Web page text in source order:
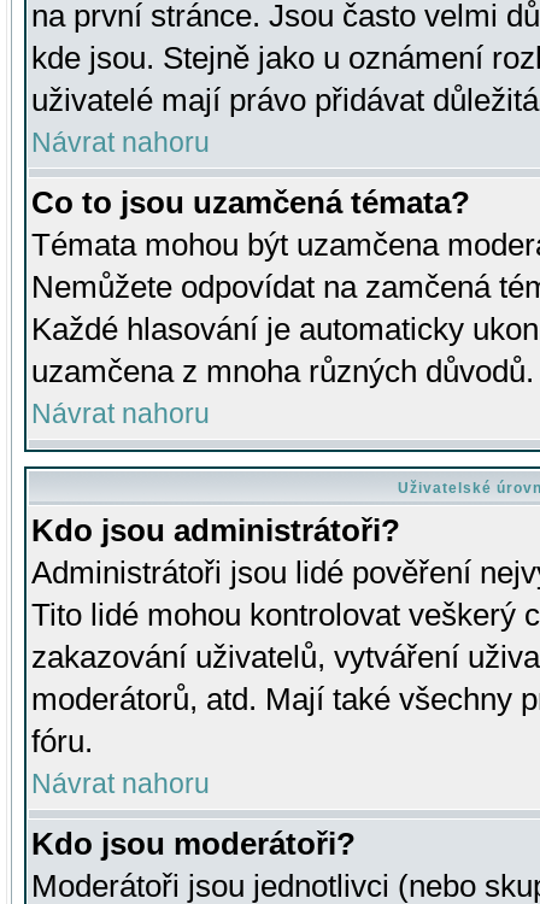
na první stránce. Jsou často velmi
kde jsou. Stejně jako u oznámení
uživatelé mají právo přidávat
Návrat nahoru
Co to jsou uzamčená témata?
Témata mohou být uzamčena
Nemůžete odpovídat na zamčená
Každé hlasování je automaticky
uzamčena z mnoha různých důvodů.
Návrat nahoru
Uživatelské
Kdo jsou administrátoři?
Administrátoři jsou lidé pověření
Tito lidé mohou kontrolovat veškerý
zakazování uživatelů, vytváření
moderátorů, atd. Mají také všechny
fóru.
Návrat nahoru
Kdo jsou moderátoři?
Moderátoři jsou jednotlivci (nebo